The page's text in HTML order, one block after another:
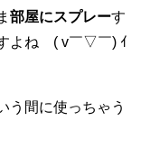
部屋にスプレーす
よね ( v￣▽￣) ｲ
う間に使っちゃう